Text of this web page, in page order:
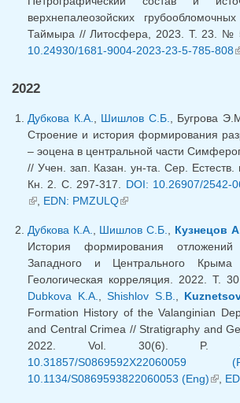
верхнепалеозойских
Таймыра // Литосфера, 2023. Т. 23. №
10.24930/1681-9004-2023-23-5-785-808
2022
Дубкова К.А. Шишлов С.Б.
, Бугрова
Строение и история формирования
– эоцена в центральной части
// Учен. зап. Казан. ун-та. Сер. Естеств.
Кн. 2. С. 297-317. DOI: 10.26907/2542-
(link is external)
EDN: PMZULQ(link is external)
Дубкова К.А. Шишлов С.Б. Кузнецов
История формирования
Западного и Центрального Крыма
Геологическая корреляция. 2022.
Dubkova K.A.
,Shishlov S.B.
Formation History of the Valanginian
and Central Crimea // Stratigraphy and
2022. Vol. 30(6). P.
10.31857/S0869592X22060059
10.1134/S0869593822060053 (Eng)(link